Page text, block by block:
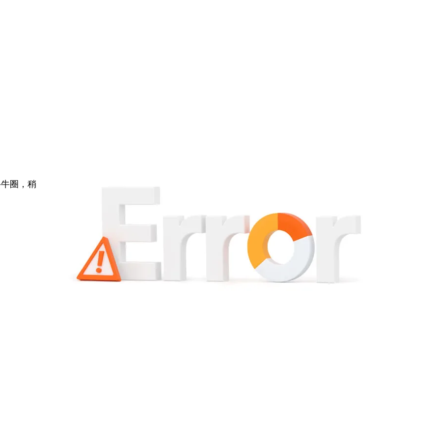
圈，稍